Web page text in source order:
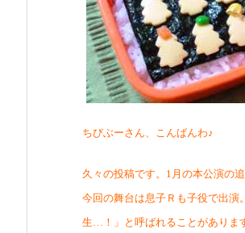
ちびぶーさん、こんばんわ♪
久々の投稿です。1月の本公演の
今回の舞台は息子Ｒも子役で出
生…！」と呼ばれることがありま